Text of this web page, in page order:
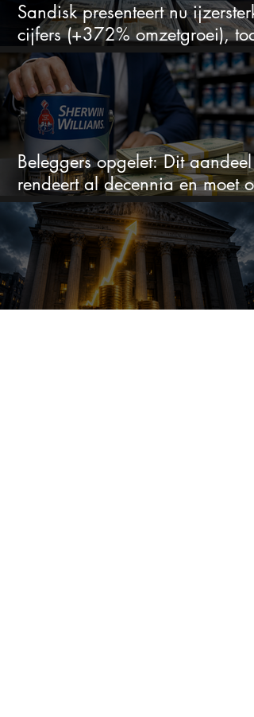
Sandisk presenteert nu
cijfers (+372% omzetgroei), toch
zakt het aandeel weg
Beleggers opgelet: Dit aandeel
rendeert al decennia en moet op
je watchlist staan!